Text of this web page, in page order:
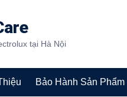
tại Hà Nội
Bảo Hành Sản Phẩm